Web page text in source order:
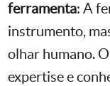
ferramenta: A
instrumento,
olhar humano.
expertise e